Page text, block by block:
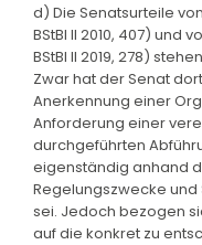
d) Die Senatsurteile
BStBl II 2010, 407) und
BStBl II 2019, 278)
Zwar hat der Senat
Anerkennung einer
Anforderung einer
durchgeführten
eigenständig anhand
Regelungszwecke
sei. Jedoch bezogen
auf die konkret zu